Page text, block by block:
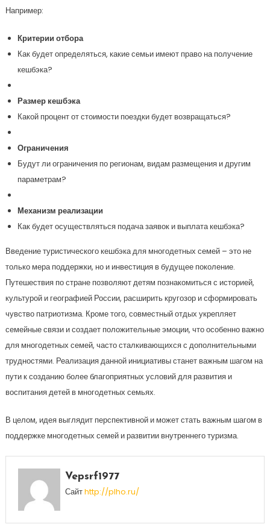
Например:
Критерии отбора
Как будет определяться, какие семьи имеют право на получение
кешбэка?
Размер кешбэка
Какой процент от стоимости поездки будет возвращаться?
Ограничения
Будут ли ограничения по регионам, видам размещения и другим
параметрам?
Механизм реализации
Как будет осуществляться подача заявок и выплата кешбэка?
Введение туристического кешбэка для многодетных семей – это не
только мера поддержки, но и инвестиция в будущее поколение.
Путешествия по стране позволяют детям познакомиться с историей,
культурой и географией России, расширить кругозор и сформировать
чувство патриотизма. Кроме того, совместный отдых укрепляет
семейные связи и создает положительные эмоции, что особенно важно
для многодетных семей, часто сталкивающихся с дополнительными
трудностями. Реализация данной инициативы станет важным шагом на
пути к созданию более благоприятных условий для развития и
воспитания детей в многодетных семьях.
В целом, идея выглядит перспективной и может стать важным шагом в
поддержке многодетных семей и развитии внутреннего туризма.
Vepsrf1977
Сайтhttp://plho.ru/